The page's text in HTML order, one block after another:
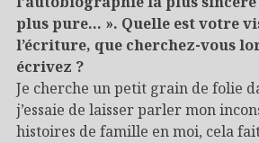
plus pure… ». Quelle est votre
l’écriture, que cherchez-vous
écrivez ?
Je cherche un petit grain de folie
j’essaie de laisser parler mon
histoires de famille en moi, cela